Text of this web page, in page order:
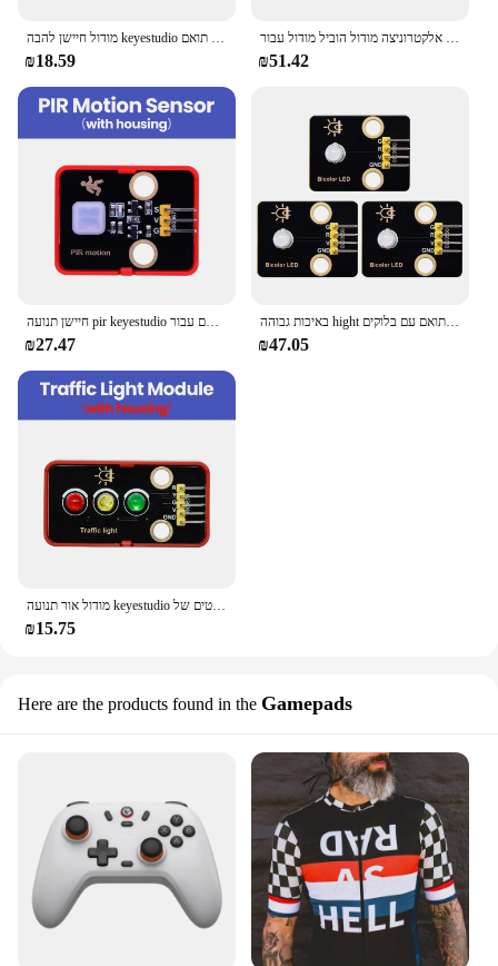
מודול חיישן להבה keyestudio עבור ארדוינו תואם leגו באיכות גבוהה חלקי גזע
₪18.59
בלוק בניין אלקטרוניצה מודול הוביל מודול עבור arduino/micro: bit/פטל פי רב צבעים תואמים עם חלקי lego
₪51.42
חיישן תנועה pir keyestudio עבור חלקי תכנות ארדוינו באיכות גבוהה תואם עבור lego
₪27.47
באיכות גבוהה hight מופרד אדום וירוק עבור תוכניות ארדוינו שני צבעים הוביל מודול תואם עם בלוקים lego
₪47.05
מודול אור תנועה keyestudio עבור פרויקטים של arduino diy תכנות diy diy תכנות diy
₪15.75
Here are the products found in the Gamepads